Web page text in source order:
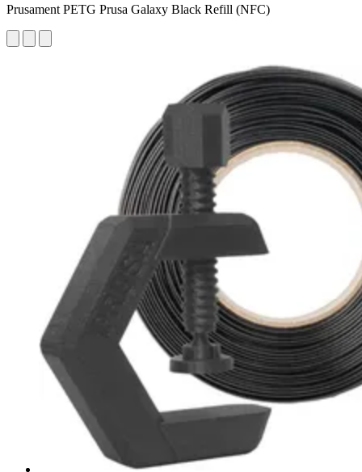
Prusament PETG Prusa Galaxy Black Refill (NFC)